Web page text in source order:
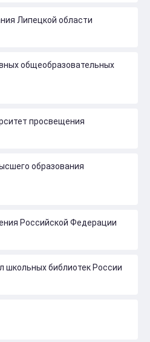
Липецкой области
общеобразовательных
просвещения
образования
Российской Федерации
школьных библиотек России